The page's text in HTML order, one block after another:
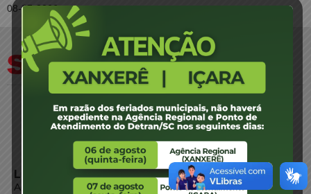
08-07-2026
LINKS EXTERNOS
Agência de Notícias